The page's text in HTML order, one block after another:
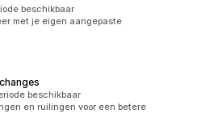
beschikbaar
met je eigen aangepaste
beschikbaar
en ruilingen voor een betere